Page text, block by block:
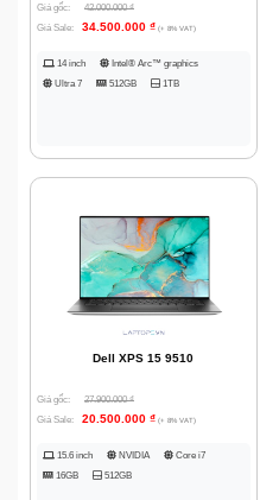
Giá gốc: 42.000.000₫
Giá Sale:
34.500.000 ₫ (+ 8% VAT)
14 inch
Intel® Arc™ graphics
Ultra 7
512GB 1TB
Dell XPS 15 9510
Giá gốc: 27.900.000₫
Giá Sale:
20.500.000 ₫ (+ 8% VAT)
15.6 inch NVIDIA
Core i7
16GB
512GB